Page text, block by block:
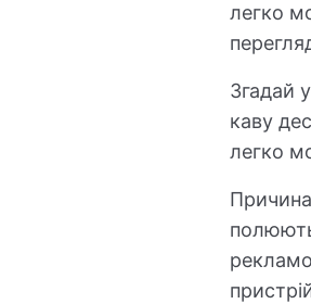
легко
Згадай
каву
легко